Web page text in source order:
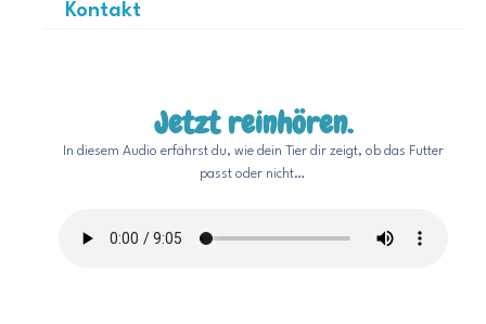
Kontakt
Jetzt reinhören.
In diesem Audio erfährst du, wie dein Tier dir zeigt, ob das Futter
passt oder nicht…